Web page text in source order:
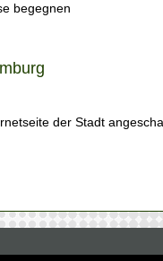
begegnen
der Stadt